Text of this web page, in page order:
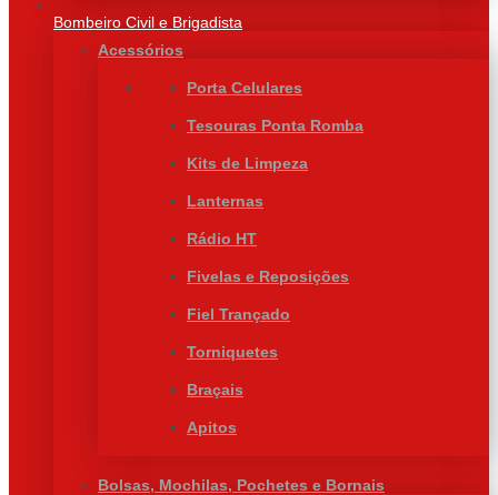
Bombeiro Civil e Brigadista
Acessórios
Porta Celulares
Tesouras Ponta Romba
Kits de Limpeza
Lanternas
Rádio HT
Fivelas e Reposições
Fiel Trançado
Torniquetes
Braçais
Apitos
Bolsas, Mochilas, Pochetes e Bornais